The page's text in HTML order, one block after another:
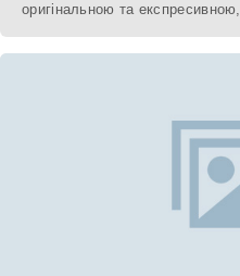
оригінальною та експресивною,